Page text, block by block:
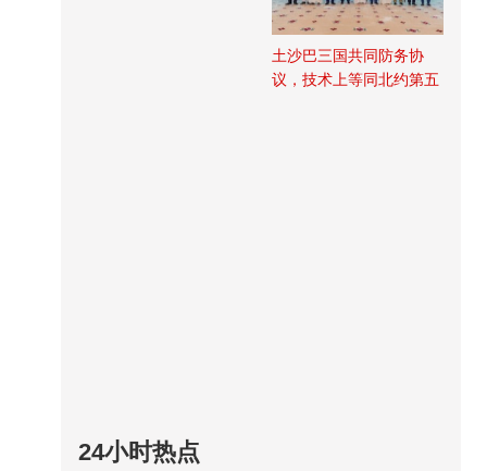
土沙巴三国共同防务协
议，技术上等同北约第五
24小时热点